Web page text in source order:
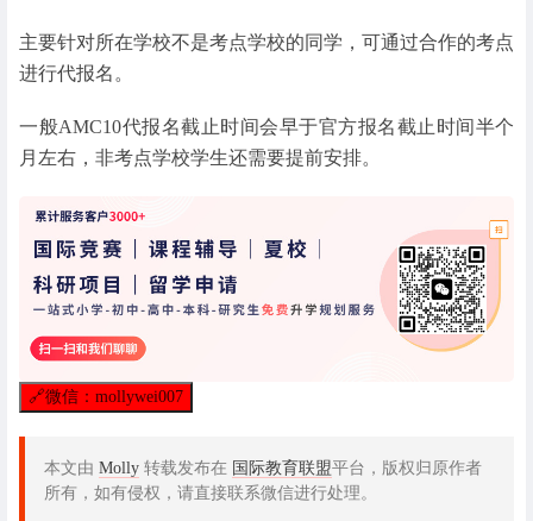
主要针对所在学校不是考点学校的同学，可通过合作的考点
进行代报名。
一般AMC10代报名截止时间会早于官方报名截止时间半个
月左右，非考点学校学生还需要提前安排。
🔗微信：mollywei007
本文由 Molly 转载发布在 国际教育联盟平台，版权归原作者
所有，如有侵权，请直接联系微信进行处理。